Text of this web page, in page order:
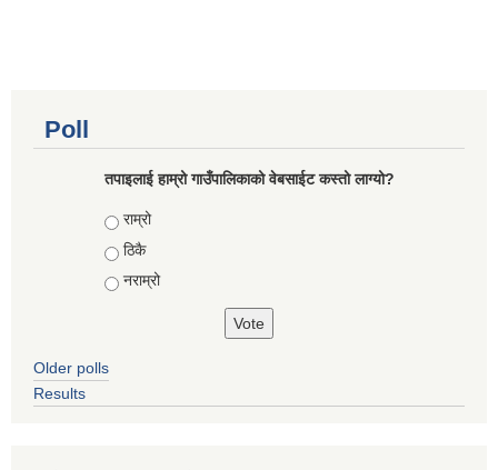
Poll
तपाइलाई हाम्रो गाउँपालिकाको वेबसाईट कस्तो लाग्यो?
Choices
राम्रो
ठिकै
नराम्रो
Older polls
Results